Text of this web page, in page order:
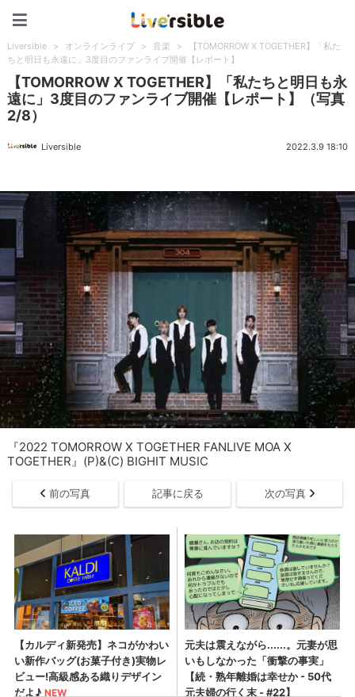
Liversible > オンラインライブ > 音楽 >
【TOMORROW X TOGETHER】「私た
ちと明日も永遠に」3度目のファンライブ開催【レポート】
【TOMORROW X TOGETHER】「私たちと明日も永
遠に」3度目のファンライブ開催【レポート】（写真
2/8）
Liversible 2022.3.9 18:10
『2022 TOMORROW X TOGETHER FANLIVE MOA X
TOGETHER』(P)&(C) BIGHIT MUSIC
前の写真 記事に戻る 次の写真